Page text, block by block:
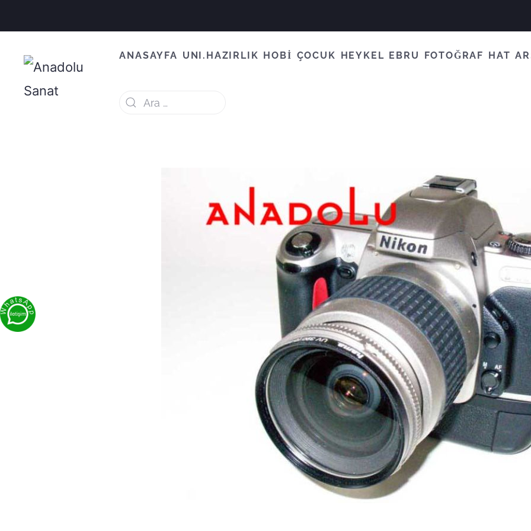
ANASAYFA UNI.HAZIRLIK HOBİ ÇOCUK HEYKEL EBRU FOTOĞRAF HAT